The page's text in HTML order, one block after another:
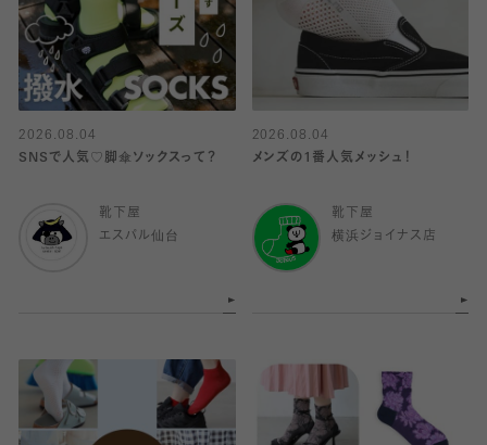
2026.08.04
SNSで人気♡脚傘ソックスって？
靴下屋
エスパル仙台
2026.08.04
メンズの1番人気メッシュ！
靴下屋
横浜ジョイナス店